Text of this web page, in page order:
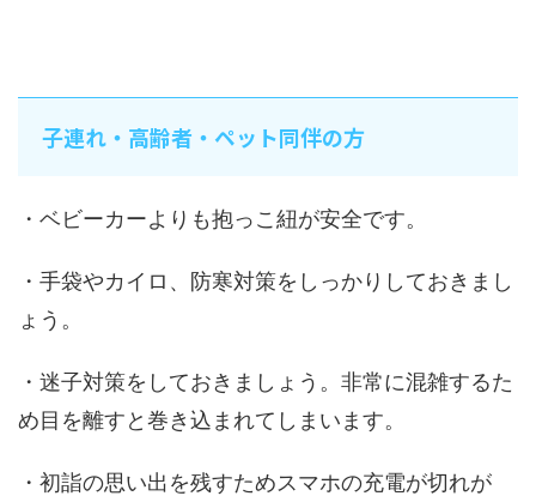
子連れ・高齢者・ペット同伴の方
・ベビーカーよりも抱っこ紐が安全です。
・手袋やカイロ、防寒対策をしっかりしておきまし
ょう。
・迷子対策をしておきましょう。非常に混雑するた
め目を離すと巻き込まれてしまいます。
・初詣の思い出を残すためスマホの充電が切れが